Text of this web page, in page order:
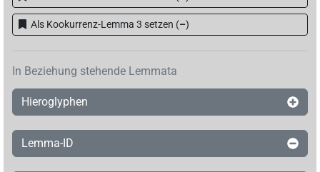
Als Kookurrenz-Lemma 3 setzen (–)
In Beziehung stehende Lemmata
Hieroglyphen
Lemma-ID